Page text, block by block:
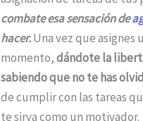
combate esa sensación de
hacer.Una vez que
momento,dándote la
sabiendo que no te has
de cumplir con las tareas
te sirva como un motivador.